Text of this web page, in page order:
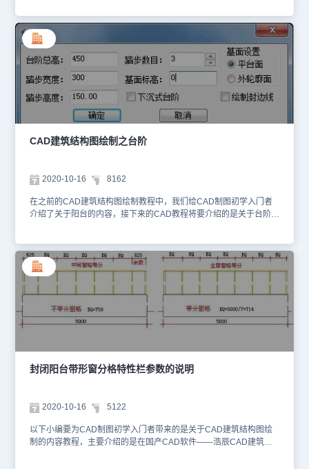
置参数如下图： 命令行提示：第一点<退出>: 在起始边墙体相接处给
一点；第二点<退出>: 在结束边墙体相接处给一点；请选择邻接的墙
(或门窗): 选择台阶经过的所有墙体，回车开始绘制台阶。选择已有路
径绘制，即把已有的 PLINE 线定义为平台绘制，命令行提示：阶平
台轮廓线的起点或 [点取图中曲线(P)/点取参考点(R)]<退出>:P 选择一
曲线(LINE/ARC/PLINE): 选取图上已有的多段线或直线、圆弧；请点
取接墙的边:点取平台内侧不要踏步的边；......请点取接墙的边: 回车
结束，显示台阶对话框。3.任意绘制，默认定义一个区域作为平台绘
制，命令行提示： 台阶平台轮廓线的起点或 [点取图中曲线(P)/点取
参考点(R)]<退出>: 给点 P1 绘制台阶平台；直段下一点 [弧段(A)/回退
(U)] <结束>: 直接点取各顶点绘制台阶平台 P2-P7；......直段下一点
柱: 点取邻接墙在此共两段；请点取没有踏步的边: 虚线显示该边已
选，回车绘制台阶。关于台阶创建实例的CAD教程到这里也就结束
了，各位CAD制图初学入门的小伙伴都学会了吗？在咱们国产CAD
软件——浩辰CAD建筑软件中还有很多的这种小功能，大家可以在浩
CAD建筑结构图绘制之台阶
2020-10-16 8162
在之前的CAD建筑结构图绘制教程中，我们给CAD制图初学入门者
介绍了关于阳台的内容，接下来的CAD教程将要介绍的是关于台阶的
角台阶、沿墙偏移等预定样式的台阶，或把预先绘制好的 PLINE 转
成台阶、直接绘制平台创建台阶，如平台不能由本命令创建，应下降
一个踏步高绘制下一级台阶作为平台；直台阶两侧需要单独补充
计→楼梯其他→台阶(TJ) 工具栏从左到右分别为绘制方式、楼梯类
型、基面定义三个区域，可组合成满足工程需要的各种台阶类型：绘
制方式包括：矩形单面台阶、矩形三面台阶、矩形阴角台阶、弧形台
楼梯类型分为普通台阶与下沉式台阶两种，前者用于门口高于地坪的
情况，后者用于门口低于地坪的情况；基面定义可以是平台面和外轮
廓面两种，后者多用于下沉式台阶。台阶对话框的控件说明：对话框
型： 台阶对象编辑对话框如下图所示，双击台阶即可显示，在对话
框中修改台阶有关数据，点取“确定”更新台阶。 通过以上的CAD教
程，相信各位CAD制图初学入门的小伙伴对浩辰CAD建筑软件中的
台阶功能也有了一定的认识，如果想要学习的话赶紧去浩辰CAD下载
封闭阳台带形窗分格特性栏参数的说明
2020-10-16 5122
以下小编要为CAD制图初学入门者带来的是关于CAD建筑结构图绘
制的内容教程，主要介绍的是在国产CAD软件——浩辰CAD建筑软